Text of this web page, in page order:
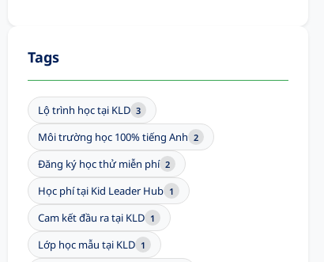
Tags
Lộ trình học tại KLD 3
Môi trường học 100% tiếng Anh 2
Đăng ký học thử miễn phí 2
Học phí tại Kid Leader Hub 1
Cam kết đầu ra tại KLD 1
Lớp học mẫu tại KLD 1